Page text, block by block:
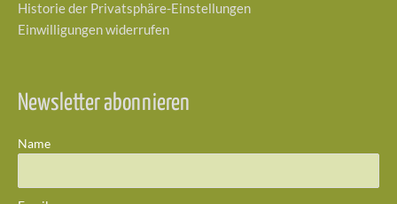
Historie der Privatsphäre-Einstellungen
Einwilligungen widerrufen
Newsletter abonnieren
Name